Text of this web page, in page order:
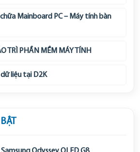
chữa Mainboard PC – Máy tính bàn
TRÌ PHẦN MỀM MÁY TÍNH
liệu tại D2K